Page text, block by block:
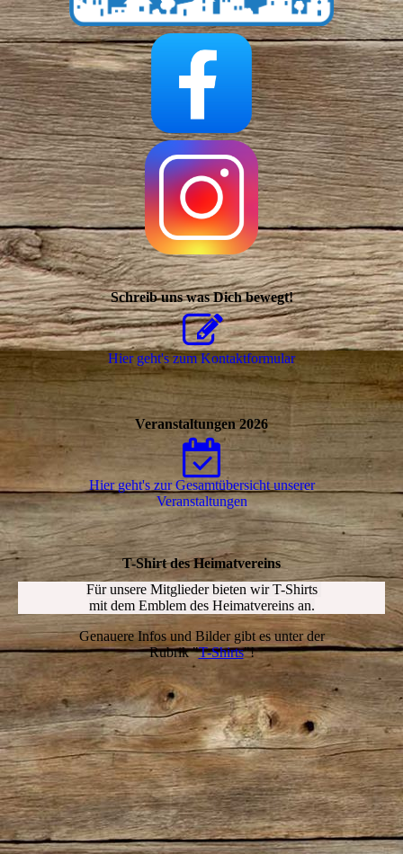
Schreib uns was Dich bewegt!
Hier geht's zum Kon­takt­for­mu­lar
Veranstaltungen 2026
Hier geht's zur Gesamtübersicht unserer
Ver­an­stal­tungen
T-Shirt des Heimatvereins
Für unsere Mitglieder bieten wirT-Shirts
mit dem Emblem des Heimatvereins an.
Genauere Infos und Bilder gibt es unter der
Rubrik "T-Shirts"!